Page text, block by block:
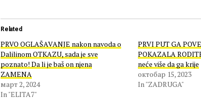
Related
PRVO OGLAŠAVANJE nakon navoda o
Dalilinom OTKAZU, sada je sve
poznato! Da li je baš on njena
ZAMENA
март 2, 2024
In "ELITA7"
PRVI PUT GA
POKAZALA
neće više da ga krije
октобар 15, 2023
In "ZADRUGA"